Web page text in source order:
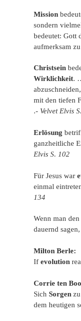
Mission
sondern
bedeutet: Gott
aufmerksam
Christsein
Wirklichkeit.
mit den tiefen
.- Velvet Elvis
Erlösung
ganzheitliche
Elvis S. 102
Für Jesus war
einmal
134
Wenn man
dauernd
Milton Berle:
Ifevolution
Corrie ten
SichSorgen
dem heutigen